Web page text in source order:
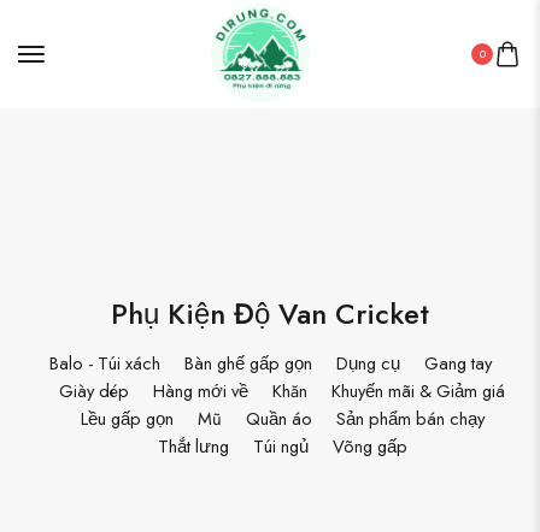
0
Phụ Kiện Độ Van Cricket
Balo - Túi xách Bàn ghế gấp gọn Dụng cụ
Gang tay
Giày dép
Hàng mới về Khăn
Khuyến mãi & Giảm giá
Lều gấp gọn
Mũ Quần áo
Sản phẩm bán chạy
Thắt lưng
Túi ngủ Võng gấp